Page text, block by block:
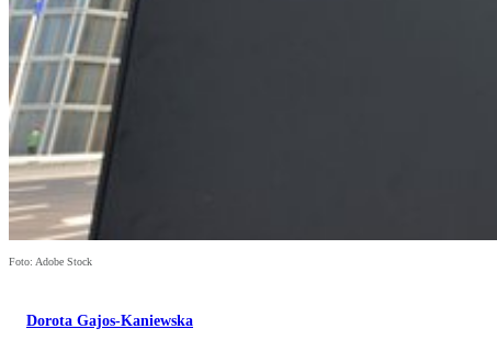
Foto: Adobe Stock
Dorota Gajos-Kaniewska